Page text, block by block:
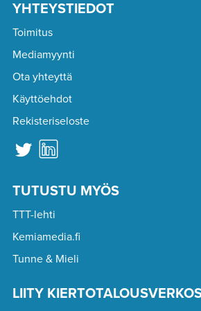
YHTEYSTIEDOT
Toimitus
Mediamyynti
Ota yhteyttä
Käyttöehdot
Rekisteriseloste
TUTUSTU MYÖS
TTT-lehti
Kemiamedia.fi
Tunne & Mieli
LIITY